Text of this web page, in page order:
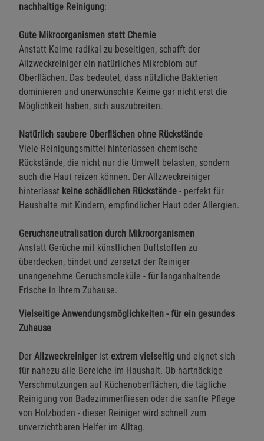
nachhaltige Reinigung:
Gute Mikroorganismen statt Chemie
Anstatt Keime radikal zu beseitigen, schafft der
Allzweckreiniger ein natürliches Mikrobiom auf
Oberflächen. Das bedeutet, dass nützliche Bakterien
dominieren und unerwünschte Keime gar nicht erst die
Möglichkeit haben, sich auszubreiten.
Natürlich saubere Oberflächen ohne Rückstände
Viele Reinigungsmittel hinterlassen chemische
Rückstände, die nicht nur die Umwelt belasten, sondern
auch die Haut reizen können. Der Allzweckreiniger
hinterlässt keine schädlichen Rückstände - perfekt für
Haushalte mit Kindern, empfindlicher Haut oder Allergien.
Geruchsneutralisation durch Mikroorganismen
Anstatt Gerüche mit künstlichen Duftstoffen zu
überdecken, bindet und zersetzt der Reiniger
unangenehme Geruchsmoleküle - für langanhaltende
Frische in Ihrem Zuhause.
Vielseitige Anwendungsmöglichkeiten - für ein gesundes
Zuhause
Der Allzweckreiniger ist extrem vielseitig und eignet sich
für nahezu alle Bereiche im Haushalt. Ob hartnäckige
Verschmutzungen auf Küchenoberflächen, die tägliche
Reinigung von Badezimmerfliesen oder die sanfte Pflege
von Holzböden - dieser Reiniger wird schnell zum
unverzichtbaren Helfer im Alltag.